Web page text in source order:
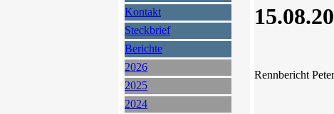
Kontakt
Steckbrief
Berichte
2026
2025
2024
Rennbericht